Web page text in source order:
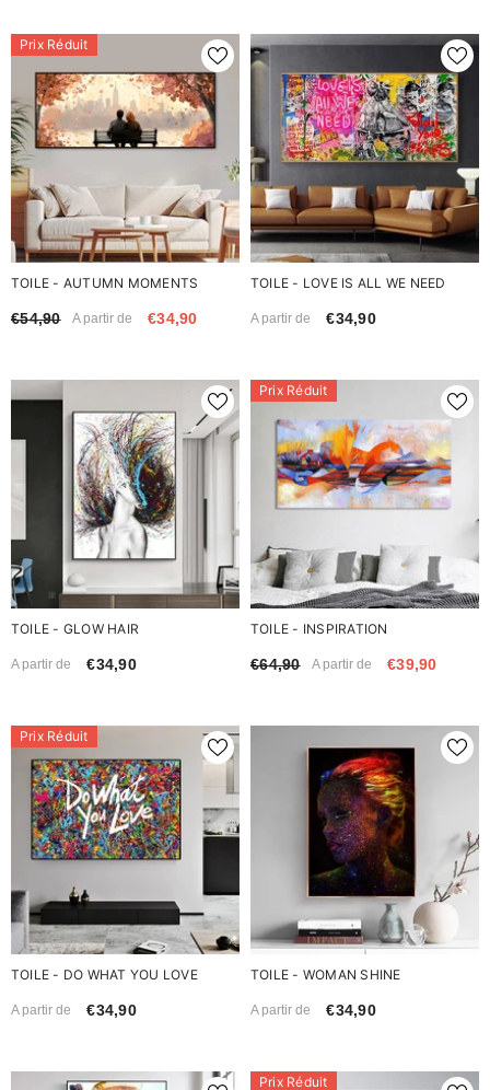
Prix Réduit
TOILE - AUTUMN MOMENTS
€54,90 A partir de €34,90
TOILE - LOVE IS ALL WE NEED
A partir de €34,90
TOILE - GLOW HAIR
A partir de €34,90
Prix Réduit
TOILE - INSPIRATION
€64,90 A partir de €39,90
Prix Réduit
TOILE - DO WHAT YOU LOVE
A partir de €34,90
TOILE - WOMAN SHINE
A partir de €34,90
Prix Réduit